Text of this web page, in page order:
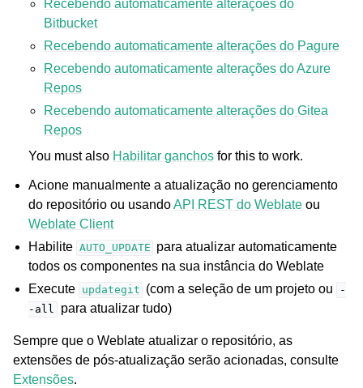
Recebendo automaticamente alterações do
Bitbucket
Recebendo automaticamente alterações do Pagure
Recebendo automaticamente alterações do Azure
Repos
Recebendo automaticamente alterações do Gitea
Repos
You must also Habilitar ganchos for this to work.
Acione manualmente a atualização no gerenciamento
do repositório ou usandoAPI REST do Weblate ou
Weblate Client
Habilite AUTO_UPDATE para atualizar automaticamente
todos os componentes na sua instância do Weblate
Execute updategit (com a seleção de um projeto ou
-
-all
para atualizar tudo)
Sempre que o Weblate atualizar o repositório, as
extensões de pós-atualização serão acionadas, consulte
Extensões.